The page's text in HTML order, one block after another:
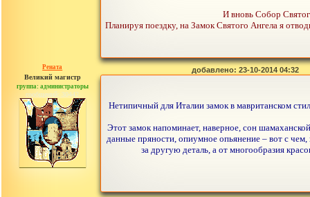
И вновь Собор
Планируя поездку, на Замок Святого Ангела я
Рената
Великий магистр
группа: администраторы
сообщений: 30442
добавлено: 23-10-2014 04:32
Нетипичный для Италии замок в мавританском
Этот замок напоминает, наверное, сон
данные пряности, опиумное опьянение – вот с
за другую деталь, а от многообразия